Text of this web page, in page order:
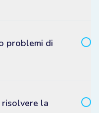
problemi di
la